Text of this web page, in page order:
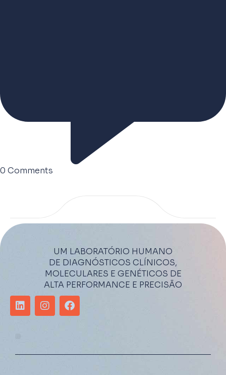
0 Comments
UM LABORATÓRIO HUMANO
DE DIAGNÓSTICOS CLÍNICOS,
MOLECULARES E GENÉTICOS DE
ALTA PERFORMANCE E PRECISÃO